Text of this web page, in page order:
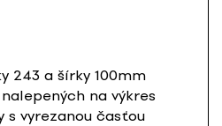
243 a šírky 100mm
na výkres
s vyrezanou časťou